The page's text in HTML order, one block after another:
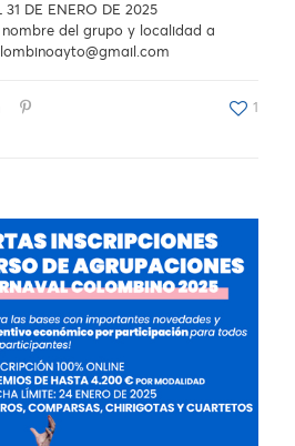
31 DE ENERO DE 2025
del grupo y localidad a
1